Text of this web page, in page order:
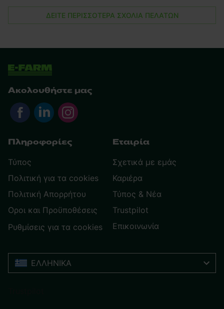
ΔΕΙΤΕ ΠΕΡΙΣΣΟΤΕΡΑ ΣΧΟΛΙΑ ΠΕΛΑΤΩΝ
Ακολουθήστε μας
Πληροφορίες
Τύπος
Πολιτική για τα cookies
Πολιτική Απορρήτου
Οροι και Προϋποθέσεις
Ρυθμίσεις για τα cookies
Εταιρία
Σχετικά με εμάς
Καριέρα
Τύπος & Νέα
Trustpilot
Επικοινωνία
ΕΛΛΗΝΙΚΆ